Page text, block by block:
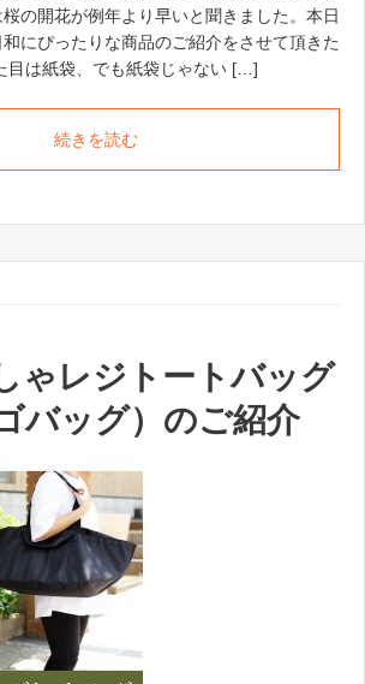
の開花が例年より早いと聞きました。本日
にぴったりな商品のご紹介をさせて頂きた
目は紙袋、でも紙袋じゃない […]
続きを読む
ゃレジトートバッグ
バッグ）のご紹介